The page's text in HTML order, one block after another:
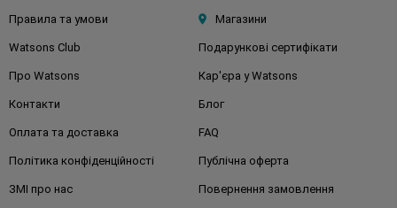
Правила та умови Магазини
Watsons Club Подарункові сертифікати
Про Watsons Кар'єра у Watsons
Контакти Блог
Оплата та доставка FAQ
Політика конфіденційності Публічна оферта
ЗМІ про нас Повернення замовлення